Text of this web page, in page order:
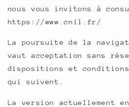
nous vous invitons à
https://www.cnil.fr/
La poursuite de la
vaut acceptation sans
dispositions et
qui suivent.
La version actuellement